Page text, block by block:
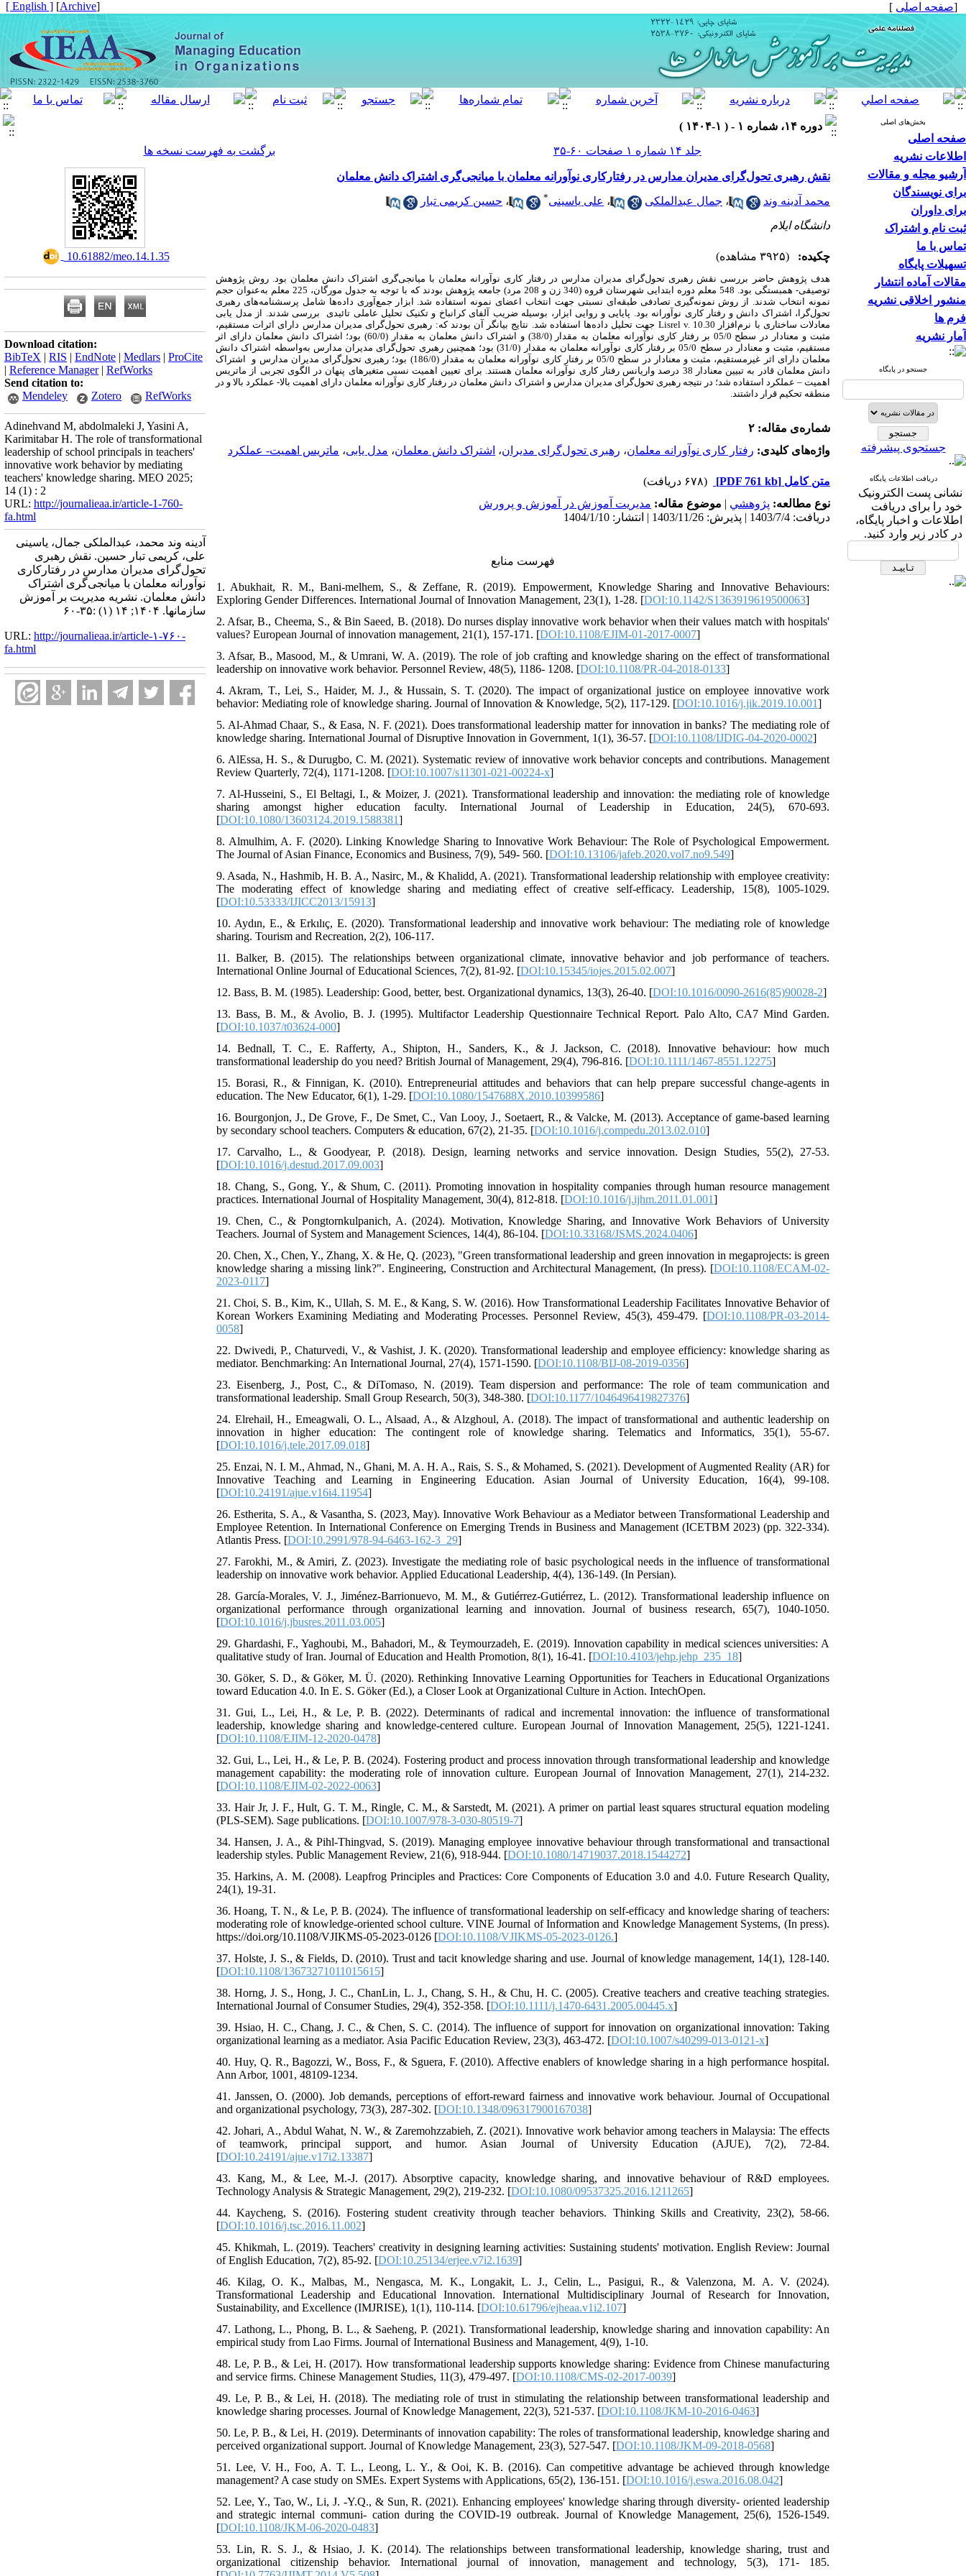
[صفحه اصلی ]
[
Archive
]
[ English ]
بخش‌های اصلی
صفحه اصلی
اطلاعات نشریه
آرشیو مجله و مقالات
برای نویسندگان
برای داوران
ثبت نام و اشتراک
تماس با ما
تسهیلات پایگاه
مقالات آماده انتشار
منشور اخلاقی نشریه
فرم ها
آمار نشریه
جستجو در پایگاه
جستجوی پیشرفته
دریافت اطلاعات پایگاه
نشانی پست الکترونیک
خود را برای دریافت
اطلاعات و اخبار پایگاه،
در کادر زیر وارد کنید.
دوره ۱۴، شماره ۱ - ( ۱-۱۴۰۴ )
جلد ۱۴ شماره ۱ صفحات ۶۰-۳۵
برگشت به فهرست نسخه ها
نقش رهبری تحول‌گرای مدیران مدارس در رفتار‌کاری نوآورانه معلمان با میانجی‌گری اشتراک دانش معلمان
محمد آدینه وند ، جمال عبدالملکی ، علی یاسینی* ، حسین کریمی تبار
دانشگاه ایلام
چکیده: (۳۹۲۵ مشاهده)
هدف پژوهش حاضر بررسی نقش رهبری تحول‌گرای مدیران مدارس در رفتار کاری نوآورانه معلمان با میانجی‌گری اشتراک دانش معلمان بود. روش پژوهش
توصیفی- همبستگی بود
. 548 معلم دوره ابتدایی شهرستان قروه (340 زن و 208 مرد) جامعه پژوهش بودند که با توجه به جدول مورگان، 225 معلم به‌عنوان حجم
نمونه انتخاب شدند. از روش نمونه‌گیری تصادفی طبقه‌ای نسبتی جهت انتخاب اعضای نمونه استفاده شد. ابزار جمع‌آوری داده‌ها شامل پرسشنامه‌های رهبری
تحول‌گرا، اشتراک دانش و رفتار کاری نوآورانه بود. پایایی و روایی ابزار، بوسیله ضریب آلفای کرانباخ و تکنیک تحلیل عاملی تائیدی بررسی شدند. از مدل یابی
معادلات ساختاری با نرم‌افزار Lisrel v. 10.30 جهت تحلیل داده‌ها استفاده شد. نتایج بیانگر آن بودند که: رهبری تحول‌گرای مدیران مدارس دارای اثرات مستقیم،
مثبت و معنادار در سطح 05/0 بر رفتار کاری نوآورانه معلمان به مقدار (38/0) و اشتراک دانش معلمان به مقدار (60/0) بود؛ اشتراک دانش معلمان دارای اثر
مستقیم، مثبت و معنادار در سطح 05/0 بر رفتار کاری نوآورانه معلمان به مقدار (31/0) بود؛ همچنین رهبری تحول‌گرای مدیران مدارس به‌واسطه اشتراک دانش
معلمان دارای اثر غیرمستقیم، مثبت و معنادار در سطح 05/0 بر رفتار کاری نوآورانه معلمان به مقدار (186/0) بود؛ رهبری تحول‌گرای مدیران مدارس و اشتراک
دانش معلمان قادر به تبیین معنادار 38 درصد واریانس رفتار کاری نوآورانه معلمان هستند. برای تعیین اهمیت نسبی متغیرهای پنهان در الگوی تجربی از ماتریس
اهمیت– عملکرد استفاده شد؛ در نتیجه رهبری تحول‌گرای مدیران مدارس و اشتراک دانش معلمان در رفتار کاری نوآورانه معلمان دارای اهمیت بالا- عملکرد بالا و در
منطقه تحکیم قرار داشتند.
شماره‌ی مقاله: ۲
واژه‌های کلیدی: رفتار کاری نوآورانه معلمان، رهبری تحول‌گرای مدیران، اشتراک دانش معلمان، مدل یابی، ماتریس اهمیت- عملکرد
متن کامل [PDF 761 kb]
(۶۷۸ دریافت)
نوع مطالعه: پژوهشي | موضوع مقاله: مدیریت آموزش در آموزش و پرورش
دریافت: 1403/7/4 | پذیرش: 1403/11/26 | انتشار: 1404/1/10
فهرست منابع
1. Abukhait, R. M., Bani-melhem, S., & Zeffane, R. (2019). Empowerment, Knowledge Sharing and Innovative Behaviours:
Exploring Gender Differences. International Journal of Innovation Management, 23(1), 1-28. [DOI:10.1142/S1363919619500063]
2. Afsar, B., Cheema, S., & Bin Saeed, B. (2018). Do nurses display innovative work behavior when their values match with hospitals'
values? European Journal of innovation management, 21(1), 157-171. [DOI:10.1108/EJIM-01-2017-0007]
3. Afsar, B., Masood, M., & Umrani, W. A. (2019). The role of job crafting and knowledge sharing on the effect of transformational
leadership on innovative work behavior. Personnel Review, 48(5), 1186- 1208. [DOI:10.1108/PR-04-2018-0133]
4. Akram, T., Lei, S., Haider, M. J., & Hussain, S. T. (2020). The impact of organizational justice on employee innovative work
behavior: Mediating role of knowledge sharing. Journal of Innovation & Knowledge, 5(2), 117-129. [DOI:10.1016/j.jik.2019.10.001]
5. Al-Ahmad Chaar, S., & Easa, N. F. (2021). Does transformational leadership matter for innovation in banks? The mediating role of
knowledge sharing. International Journal of Disruptive Innovation in Government, 1(1), 36-57. [DOI:10.1108/IJDIG-04-2020-0002]
6. AlEssa, H. S., & Durugbo, C. M. (2021). Systematic review of innovative work behavior concepts and contributions. Management
Review Quarterly, 72(4), 1171-1208. [DOI:10.1007/s11301-021-00224-x]
7. Al-Husseini, S., El Beltagi, I., & Moizer, J. (2021). Transformational leadership and innovation: the mediating role of knowledge
sharing amongst higher education faculty. International Journal of Leadership in Education, 24(5), 670-693.
[DOI:10.1080/13603124.2019.1588381]
8. Almulhim, A. F. (2020). Linking Knowledge Sharing to Innovative Work Behaviour: The Role of Psychological Empowerment.
The Journal of Asian Finance, Economics and Business, 7(9), 549- 560. [DOI:10.13106/jafeb.2020.vol7.no9.549]
9. Asada, N., Hashmib, H. B. A., Nasirc, M., & Khalidd, A. (2021). Transformational leadership relationship with employee creativity:
The moderating effect of knowledge sharing and mediating effect of creative self-efficacy. Leadership, 15(8), 1005-1029.
[DOI:10.53333/IJICC2013/15913]
10. Aydın, E., & Erkılıç, E. (2020). Transformational leadership and innovative work behaviour: The mediating role of knowledge
sharing. Tourism and Recreation, 2(2), 106-117.
11. Balker, B. (2015). The relationships between organizational climate, innovative behavior and job performance of teachers.
International Online Journal of Educational Sciences, 7(2), 81-92. [DOI:10.15345/iojes.2015.02.007]
12. Bass, B. M. (1985). Leadership: Good, better, best. Organizational dynamics, 13(3), 26-40. [DOI:10.1016/0090-2616(85)90028-2]
13. Bass, B. M., & Avolio, B. J. (1995). Multifactor Leadership Questionnaire Technical Report. Palo Alto, CA7 Mind Garden.
[DOI:10.1037/t03624-000]
14. Bednall, T. C., E. Rafferty, A., Shipton, H., Sanders, K., & J. Jackson, C. (2018). Innovative behaviour: how much
transformational leadership do you need? British Journal of Management, 29(4), 796-816. [DOI:10.1111/1467-8551.12275]
15. Borasi, R., & Finnigan, K. (2010). Entrepreneurial attitudes and behaviors that can help prepare successful change-agents in
education. The New Educator, 6(1), 1-29. [DOI:10.1080/1547688X.2010.10399586]
16. Bourgonjon, J., De Grove, F., De Smet, C., Van Looy, J., Soetaert, R., & Valcke, M. (2013). Acceptance of game-based learning
by secondary school teachers. Computers & education, 67(2), 21-35. [DOI:10.1016/j.compedu.2013.02.010]
17. Carvalho, L., & Goodyear, P. (2018). Design, learning networks and service innovation. Design Studies, 55(2), 27-53.
[DOI:10.1016/j.destud.2017.09.003]
18. Chang, S., Gong, Y., & Shum, C. (2011). Promoting innovation in hospitality companies through human resource management
practices. International Journal of Hospitality Management, 30(4), 812-818. [DOI:10.1016/j.ijhm.2011.01.001]
19. Chen, C., & Pongtornkulpanich, A. (2024). Motivation, Knowledge Sharing, and Innovative Work Behaviors of University
Teachers. Journal of System and Management Sciences, 14(4), 86-104. [DOI:10.33168/JSMS.2024.0406]
20. Chen, X., Chen, Y., Zhang, X. & He, Q. (2023), "Green transformational leadership and green innovation in megaprojects: is green
knowledge sharing a missing link?". Engineering, Construction and Architectural Management, (In press). [DOI:10.1108/ECAM-02-
2023-0117]
21. Choi, S. B., Kim, K., Ullah, S. M. E., & Kang, S. W. (2016). How Transformational Leadership Facilitates Innovative Behavior of
Korean Workers Examining Mediating and Moderating Processes. Personnel Review, 45(3), 459-479. [DOI:10.1108/PR-03-2014-
0058]
22. Dwivedi, P., Chaturvedi, V., & Vashist, J. K. (2020). Transformational leadership and employee efficiency: knowledge sharing as
mediator. Benchmarking: An International Journal, 27(4), 1571-1590. [DOI:10.1108/BIJ-08-2019-0356]
23. Eisenberg, J., Post, C., & DiTomaso, N. (2019). Team dispersion and performance: The role of team communication and
transformational leadership. Small Group Research, 50(3), 348-380. [DOI:10.1177/1046496419827376]
24. Elrehail, H., Emeagwali, O. L., Alsaad, A., & Alzghoul, A. (2018). The impact of transformational and authentic leadership on
innovation in higher education: The contingent role of knowledge sharing. Telematics and Informatics, 35(1), 55-67.
[DOI:10.1016/j.tele.2017.09.018]
25. Enzai, N. I. M., Ahmad, N., Ghani, M. A. H. A., Rais, S. S., & Mohamed, S. (2021). Development of Augmented Reality (AR) for
Innovative Teaching and Learning in Engineering Education. Asian Journal of University Education, 16(4), 99-108.
[DOI:10.24191/ajue.v16i4.11954]
26. Estherita, S. A., & Vasantha, S. (2023, May). Innovative Work Behaviour as a Mediator between Transformational Leadership and
Employee Retention. In International Conference on Emerging Trends in Business and Management (ICETBM 2023) (pp. 322-334).
Atlantis Press. [DOI:10.2991/978-94-6463-162-3_29]
27. Farokhi, M., & Amiri, Z. (2023). Investigate the mediating role of basic psychological needs in the influence of transformational
leadership on innovative work behavior. Applied Educational Leadership, 4(4), 136-149. (In Persian).
28. García-Morales, V. J., Jiménez-Barrionuevo, M. M., & Gutiérrez-Gutiérrez, L. (2012). Transformational leadership influence on
organizational performance through organizational learning and innovation. Journal of business research, 65(7), 1040-1050.
[DOI:10.1016/j.jbusres.2011.03.005]
29. Ghardashi, F., Yaghoubi, M., Bahadori, M., & Teymourzadeh, E. (2019). Innovation capability in medical sciences universities: A
qualitative study of Iran. Journal of Education and Health Promotion, 8(1), 16-41. [DOI:10.4103/jehp.jehp_235_18]
30. Göker, S. D., & Göker, M. Ü. (2020). Rethinking Innovative Learning Opportunities for Teachers in Educational Organizations
toward Education 4.0. In E. S. Göker (Ed.), a Closer Look at Organizational Culture in Action. IntechOpen.
31. Gui, L., Lei, H., & Le, P. B. (2022). Determinants of radical and incremental innovation: the influence of transformational
leadership, knowledge sharing and knowledge-centered culture. European Journal of Innovation Management, 25(5), 1221-1241.
[DOI:10.1108/EJIM-12-2020-0478]
32. Gui, L., Lei, H., & Le, P. B. (2024). Fostering product and process innovation through transformational leadership and knowledge
management capability: the moderating role of innovation culture. European Journal of Innovation Management, 27(1), 214-232.
[DOI:10.1108/EJIM-02-2022-0063]
33. Hair Jr, J. F., Hult, G. T. M., Ringle, C. M., & Sarstedt, M. (2021). A primer on partial least squares structural equation modeling
(PLS-SEM). Sage publications. [DOI:10.1007/978-3-030-80519-7]
34. Hansen, J. A., & Pihl-Thingvad, S. (2019). Managing employee innovative behaviour through transformational and transactional
leadership styles. Public Management Review, 21(6), 918-944. [DOI:10.1080/14719037.2018.1544272]
35. Harkins, A. M. (2008). Leapfrog Principles and Practices: Core Components of Education 3.0 and 4.0. Future Research Quality,
24(1), 19-31.
36. Hoang, T. N., & Le, P. B. (2024). The influence of transformational leadership on self-efficacy and knowledge sharing of teachers:
moderating role of knowledge-oriented school culture. VINE Journal of Information and Knowledge Management Systems, (In press).
https://doi.org/10.1108/VJIKMS-05-2023-0126 [DOI:10.1108/VJIKMS-05-2023-0126.]
37. Holste, J. S., & Fields, D. (2010). Trust and tacit knowledge sharing and use. Journal of knowledge management, 14(1), 128-140.
[DOI:10.1108/13673271011015615]
38. Horng, J. S., Hong, J. C., ChanLin, L. J., Chang, S. H., & Chu, H. C. (2005). Creative teachers and creative teaching strategies.
International Journal of Consumer Studies, 29(4), 352-358. [DOI:10.1111/j.1470-6431.2005.00445.x]
39. Hsiao, H. C., Chang, J. C., & Chen, S. C. (2014). The influence of support for innovation on organizational innovation: Taking
organizational learning as a mediator. Asia Pacific Education Review, 23(3), 463-472. [DOI:10.1007/s40299-013-0121-x]
40. Huy, Q. R., Bagozzi, W., Boss, F., & Sguera, F. (2010). Affective enablers of knowledge sharing in a high performance hospital.
Ann Arbor, 1001, 48109-1234.
41. Janssen, O. (2000). Job demands, perceptions of effort‐reward fairness and innovative work behaviour. Journal of Occupational
and organizational psychology, 73(3), 287-302. [DOI:10.1348/096317900167038]
42. Johari, A., Abdul Wahat, N. W., & Zaremohzzabieh, Z. (2021). Innovative work behavior among teachers in Malaysia: The effects
of teamwork, principal support, and humor. Asian Journal of University Education (AJUE), 7(2), 72-84.
[DOI:10.24191/ajue.v17i2.13387]
43. Kang, M., & Lee, M.-J. (2017). Absorptive capacity, knowledge sharing, and innovative behaviour of R&D employees.
Technology Analysis & Strategic Management, 29(2), 219-232. [DOI:10.1080/09537325.2016.1211265]
44. Kaycheng, S. (2016). Fostering student creativity through teacher behaviors. Thinking Skills and Creativity, 23(2), 58-66.
[DOI:10.1016/j.tsc.2016.11.002]
45. Khikmah, L. (2019). Teachers' creativity in designing learning activities: Sustaining students' motivation. English Review: Journal
of English Education, 7(2), 85-92. [DOI:10.25134/erjee.v7i2.1639]
46. Kilag, O. K., Malbas, M., Nengasca, M. K., Longakit, L. J., Celin, L., Pasigui, R., & Valenzona, M. A. V. (2024).
Transformational Leadership and Educational Innovation. International Multidisciplinary Journal of Research for Innovation,
Sustainability, and Excellence (IMJRISE), 1(1), 110-114. [DOI:10.61796/ejheaa.v1i2.107]
47. Lathong, L., Phong, B. L., & Saeheng, P. (2021). Transformational leadership, knowledge sharing and innovation capability: An
empirical study from Lao Firms. Journal of International Business and Management, 4(9), 1-10.
48. Le, P. B., & Lei, H. (2017). How transformational leadership supports knowledge sharing: Evidence from Chinese manufacturing
and service firms. Chinese Management Studies, 11(3), 479-497. [DOI:10.1108/CMS-02-2017-0039]
49. Le, P. B., & Lei, H. (2018). The mediating role of trust in stimulating the relationship between transformational leadership and
knowledge sharing processes. Journal of Knowledge Management, 22(3), 521-537. [DOI:10.1108/JKM-10-2016-0463]
50. Le, P. B., & Lei, H. (2019). Determinants of innovation capability: The roles of transformational leadership, knowledge sharing and
perceived organizational support. Journal of Knowledge Management, 23(3), 527-547. [DOI:10.1108/JKM-09-2018-0568]
51. Lee, V. H., Foo, A. T. L., Leong, L. Y., & Ooi, K. B. (2016). Can competitive advantage be achieved through knowledge
management? A case study on SMEs. Expert Systems with Applications, 65(2), 136-151. [DOI:10.1016/j.eswa.2016.08.042]
52. Lee, Y., Tao, W., Li, J. -Y.Q., & Sun, R. (2021). Enhancing employees' knowledge sharing through diversity- oriented leadership
and strategic internal communi- cation during the COVID-19 outbreak. Journal of Knowledge Management, 25(6), 1526-1549.
[DOI:10.1108/JKM-06-2020-0483]
53. Lin, R. S. J., & Hsiao, J. K. (2014). The relationships between transformational leadership, knowledge sharing, trust and
organizational citizenship behavior. International journal of innovation, management and technology, 5(3), 171- 185.
‎ 10.61882/meo.14.1.35
Download citation:
BibTeX | RIS | EndNote | Medlars | ProCite
| Reference Manager| RefWorks
Send citation to:
Mendeley
Zotero RefWorks
Adinehvand M, abdolmaleki J, Yasini A,
Karimitabar H. The role of transformational
leadership of school principals in teachers'
innovative work behavior by mediating
teachers' knowledge sharing. MEO 2025;
14 (1) : 2
URL: http://journalieaa.ir/article-1-760-
fa.html
آدینه وند محمد، عبدالملکی جمال، یاسینی
علی، کریمی تبار حسین. نقش رهبری
تحول‌گرای مدیران مدارس در رفتار‌کاری
نوآورانه معلمان با میانجی‌گری اشتراک
دانش معلمان. نشریه مديريت بر آموزش
سازمانها. ۱۴۰۴; ۱۴ (۱) :۳۵-۶۰
URL: http://journalieaa.ir/article-۱-۷۶۰-
fa.html